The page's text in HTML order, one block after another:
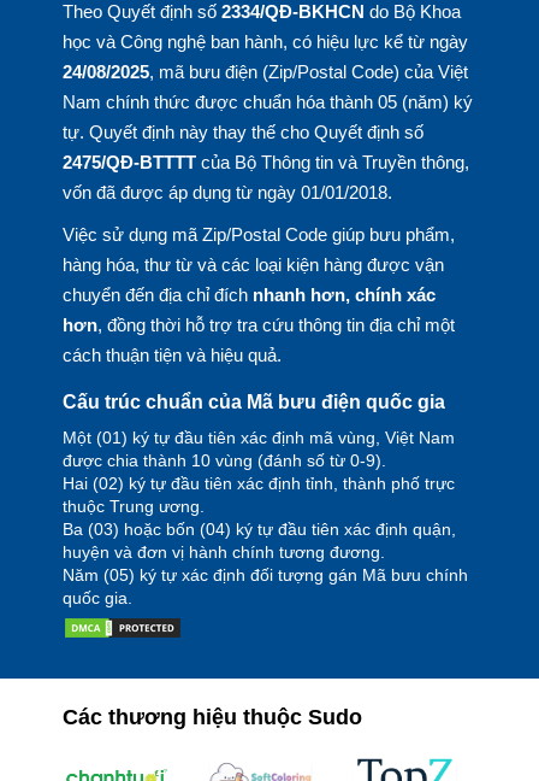
Theo Quyết định số 2334/QĐ-BKHCN do Bộ Khoa
học và Công nghệ ban hành, có hiệu lực kể từ ngày
24/08/2025, mã bưu điện (Zip/Postal Code) của Việt
Nam chính thức được chuẩn hóa thành 05 (năm) ký
tự. Quyết định này thay thế cho Quyết định số
2475/QĐ-BTTTTcủa Bộ Thông tin và Truyền thông,
vốn đã được áp dụng từ ngày 01/01/2018.
Việc sử dụng mã Zip/Postal Code giúp bưu phẩm,
hàng hóa, thư từ và các loại kiện hàng được vận
chuyển đến địa chỉ đích nhanh hơn, chính xác
hơn, đồng thời hỗ trợ tra cứu thông tin địa chỉ một
cách thuận tiện và hiệu quả.
Cấu trúc chuẩn của Mã bưu điện quốc gia
Một (01) ký tự đầu tiên xác định mã vùng, Việt Nam
được chia thành 10 vùng (đánh số từ 0-9).
Hai (02) ký tự đầu tiên xác định tỉnh, thành phố trực
thuộc Trung ương.
Ba (03) hoặc bốn (04) ký tự đầu tiên xác định quận,
huyện và đơn vị hành chính tương đương.
Năm (05) ký tự xác định đối tượng gán Mã bưu chính
quốc gia.
Các thương hiệu thuộc Sudo